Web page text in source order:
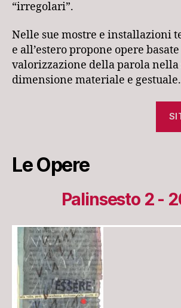
“irregolari”.
Nelle sue mostre e installazioni
e all’estero propone opere
valorizzazione della parola nella
dimensione materiale e gestuale.
Le Opere
Palinsesto 2 -